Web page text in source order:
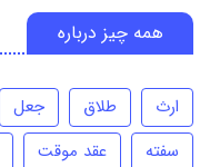
همه چیز درباره
ارث طلاق جعل
سفته
عقد موقت